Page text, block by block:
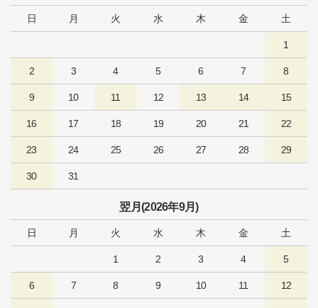
日 月 火 水 木 金 土
1
2 3 4 5 6 7 8
9 10 11 12 13 14 15
16 17 18 19 20 21 22
23 24 25 26 27 28 29
30 31
翌月(2026年9月)
日 月 火 水 木 金 土
1 2 3 4 5
6 7 8 9 10 11 12